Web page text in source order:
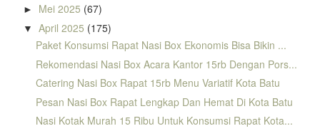
► Mei 2025 (67)
▼ April 2025 (175)
Paket Konsumsi Rapat Nasi Box Ekonomis Bisa Bikin ...
Rekomendasi Nasi Box Acara Kantor 15rb Dengan Pors...
Catering Nasi Box Rapat 15rb Menu Variatif Kota Batu
Pesan Nasi Box Rapat Lengkap Dan Hemat Di Kota Batu
Nasi Kotak Murah 15 Ribu Untuk Konsumsi Rapat Kota...